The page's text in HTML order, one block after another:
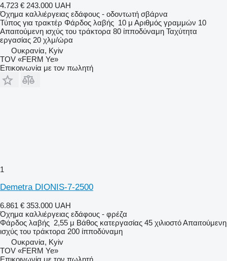
4.723 € 243.000 UAH
Όχημα καλλιέργειας εδάφους - οδοντωτή σβάρνα
Τύπος για τρακτέρ Φάρδος λαβής 10 μ Αριθμός γραμμών 10
Απαιτούμενη ισχύς του τράκτορα 80 ίπποδύναμη Ταχύτητα
εργασίας 20 χλμ/ώρα
Ουκρανία, Kyiv
TOV «FERM Ye»
Επικοινωνία με τον πωλητή
1
Demetra DIONIS-7-2500
6.861 € 353.000 UAH
Όχημα καλλιέργειας εδάφους - φρέζα
Φάρδος λαβής 2,55 μ Βάθος κατεργασίας 45 χιλιοστόΑπαιτούμενη
ισχύς του τράκτορα 200 ίπποδύναμη
Ουκρανία, Kyiv
TOV «FERM Ye»
Επικοινωνία με τον πωλητή